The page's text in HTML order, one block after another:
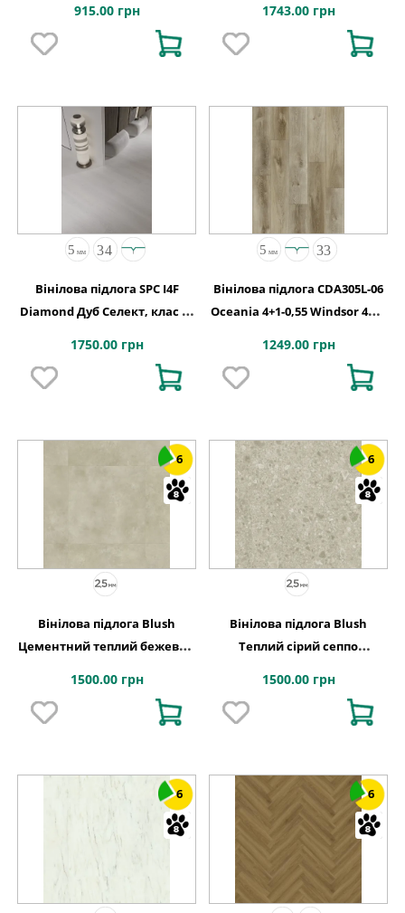
1227х187х2,5
915.00 грн 1743.00 грн
Вінілова підлога SPC I4F
Diamond Дуб Селект, клас 34
1750.00 грн
Вінілова підлога CDA305L-06
Oceania 4+1-0,55 Windsor 4MV
1249.00 грн
6
Вінілова підлога Blush
Цементний теплий бежевий
1500.00 грн
6
Вінілова підлога Blush
Теплий сірий сеппо
1500.00 грн
6 6